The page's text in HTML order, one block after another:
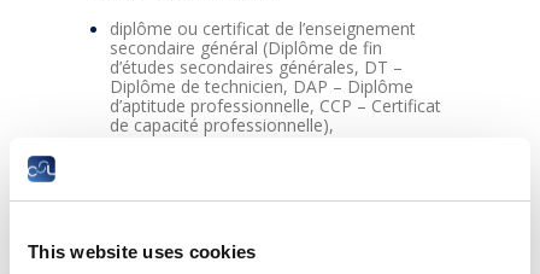
This website uses cookies
diplôme ou certificat de l’enseignement
secondaire général (Diplôme de fin
d’études secondaires générales, DT –
Diplôme de technicien, DAP – Diplôme
d’aptitude professionnelle, CCP – Certificat
de capacité professionnelle),